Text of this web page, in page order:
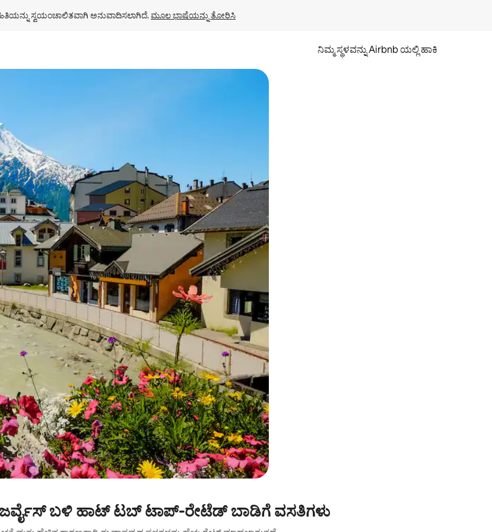
ಸ್ವಯಂಚಾಲಿತವಾಗಿ ಅನುವಾದಿಸಲಾಗಿದೆ. ಮೂಲ ಭಾಷೆಯನ್ನು ತೋರಿಸಿ
ನಿಮ್ಮ ಸ್ಥಳವನ್ನು Airbnb ಯಲ್ಲಿ ಹಾಕಿ
ಮಾಡಿ ಅಥವಾ ಸ್ಪರ್ಶ ಅಥವಾ ಸ್ವೈಪ್ ಗೆಸ್ಚರ್‌ಗಳ ಮೂಲಕ ಅನ್ವೇಷಿಸಿ.
ಬಳಿ ಹಾಟ್ ಟಬ್ ಟಾಪ್-ರೇಟೆಡ್ ಬಾಡಿಗೆ ವಸತಿಗಳು